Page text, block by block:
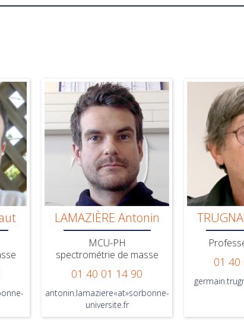
LAMAZIÈRE Antonin
MCU-PH
spectrométrie de masse
01 40 01 14 90
antonin.lamaziere«at»sorbonne-
universite.fr
01 40